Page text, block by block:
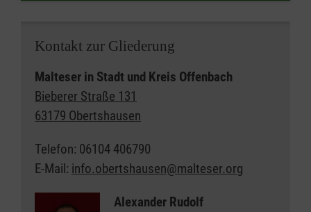
Kontakt zur Gliederung
Malteser in Stadt und Kreis Offenbach
Bieberer Straße 131
63179 Obertshausen
Telefon: 06104 406790
E-Mail: info.obertshausen@malteser.org
Alexander Rudolf